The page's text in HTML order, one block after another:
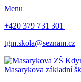
Menu
+420 379 731 301
tgm.skola@seznam.cz
Masarykova základní